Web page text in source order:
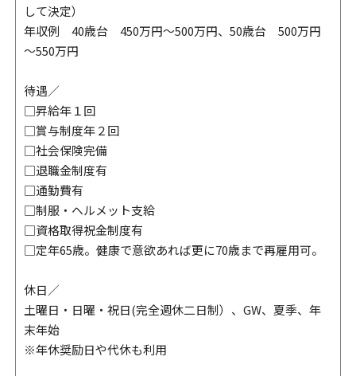
して決定）
年収例 40歳台 450万円～500万円、50歳台 500万円
～550万円
待遇／
□昇給年１回
□賞与制度年２回
□社会保険完備
□退職金制度有
□通勤費有
□制服・ヘルメット支給
□資格取得祝金制度有
□定年65歳。健康で意欲あれば更に70歳まで再雇用可。
休日／
土曜日・日曜・祝日(完全週休二日制）、GW、夏季、年
末年始
※年休奨励日や代休も利用